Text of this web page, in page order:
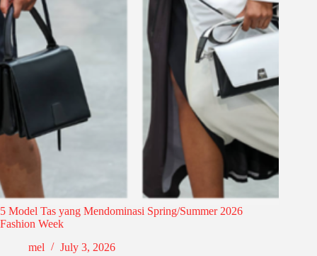
5 Model Tas yang Mendominasi Spring/Summer 2026
Fashion Week
mel
July 3, 2026